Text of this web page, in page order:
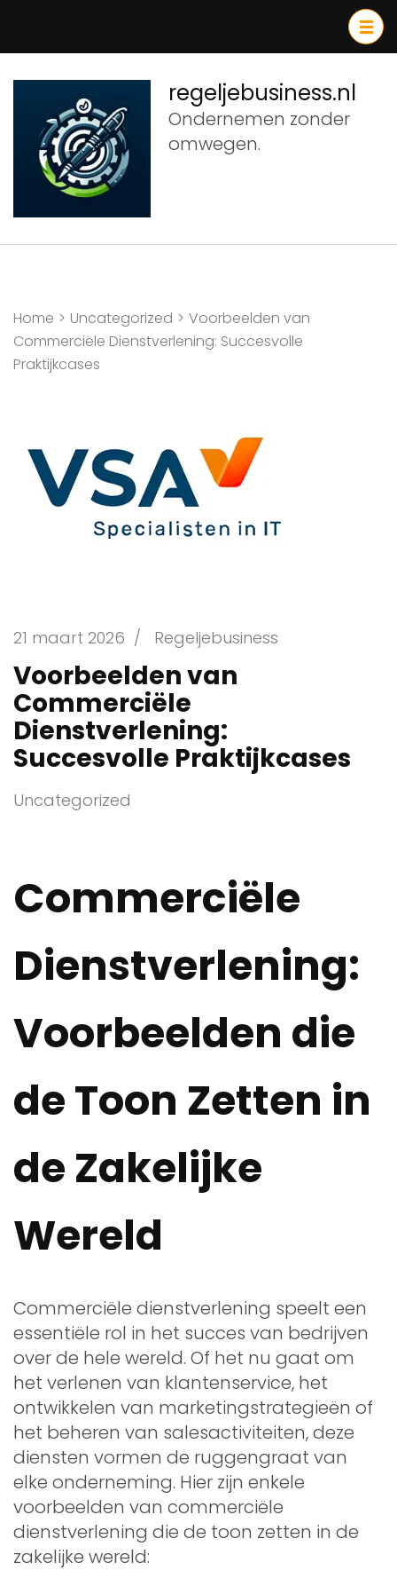
inhoud
(druk
Enter)
regeljebusiness.nl
Ondernemen zonder
omwegen.
Home > Uncategorized > Voorbeelden van
Commerciële Dienstverlening: Succesvolle
Praktijkcases
21 maart 2026 / Regeljebusiness
Voorbeelden van
Commerciële
Dienstverlening:
Succesvolle Praktijkcases
Uncategorized
Commerciële
Dienstverlening:
Voorbeelden die
de Toon Zetten in
de Zakelijke
Wereld
Commerciële dienstverlening speelt een
essentiële rol in het succes van bedrijven
over de hele wereld. Of het nu gaat om
het verlenen van klantenservice, het
ontwikkelen van marketingstrategieën of
het beheren van salesactiviteiten, deze
diensten vormen de ruggengraat van
elke onderneming. Hier zijn enkele
voorbeelden van commerciële
dienstverlening die de toon zetten in de
zakelijke wereld: